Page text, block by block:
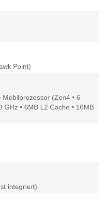
Point)
(Zen4 • 6
• 6MB L2 Cache • 16MB
integriert)